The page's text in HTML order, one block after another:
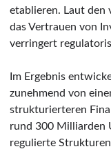
etablieren. Laut den
das Vertrauen von
verringert
Im Ergebnis
zunehmend von
strukturierteren
rund 300 Milliarden
regulierte